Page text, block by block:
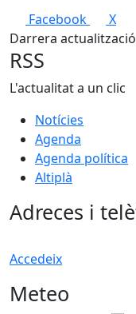
Facebook
X
Darrera
RSS
L'actualitat a un clic
Notícies
Agenda
Agenda política
Altiplà
Adreces i
Accedeix
Meteo